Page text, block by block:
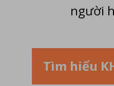
người
Tìm hiểu